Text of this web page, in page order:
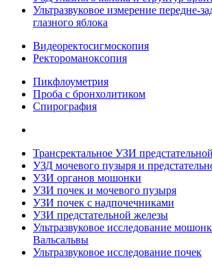
Ультразвуковое измерение передне-
глазного яблока
Видеоректосигмоскопия
Ректороманоксопия
Пикфлоуметрия
Проба с бронхолитиком
Спирография
Трансректальное УЗИ
УЗД мочевого пузыря и
УЗИ органов мошонки
УЗИ почек и мочевого пузыря
УЗИ почек с надпочечниками
УЗИ предстательной железы
Ультразвуковое исследование
Вальсальвы
Ультразвуковое исследование почек